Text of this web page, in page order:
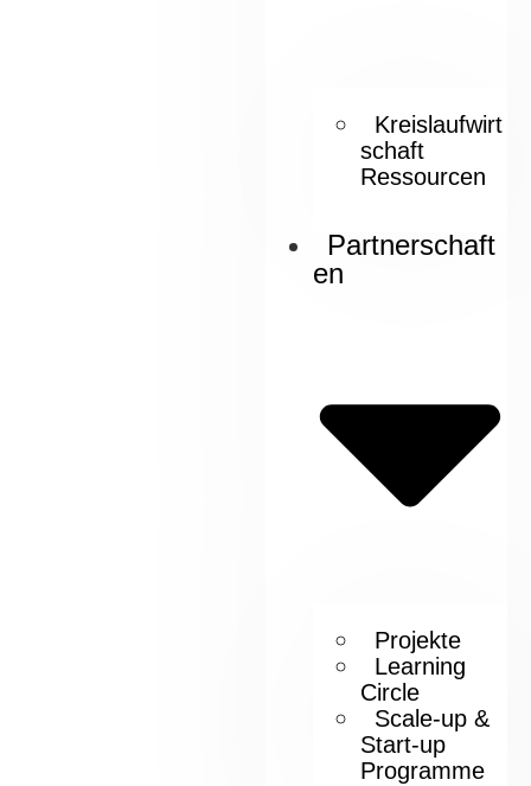
Kreislaufwirt
schaft
Ressourcen
Partnerschaft
en
Projekte
Learning
Circle
Scale-up &
Start-up
Programme